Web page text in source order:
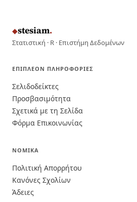
◆stesiam.
Στατιστική · R · Επιστήμη Δεδομένων
ΕΠΙΠΛΈΟΝ ΠΛΗΡΟΦΟΡΊΕΣ
Σελιδοδείκτες
Προσβασιμότητα
Σχετικά με τη Σελίδα
Φόρμα Επικοινωνίας
ΝΟΜΙΚΆ
Πολιτική Απορρήτου
Κανόνες Σχολίων
Άδειες